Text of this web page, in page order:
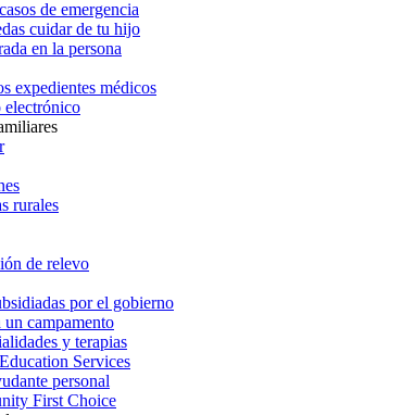
de emergencia
cuidar de tu hijo
en la persona
expedientes médicos
electrónico
rurales
de relevo
por el gobierno
campamento
y terapias
Services
personal
First Choice